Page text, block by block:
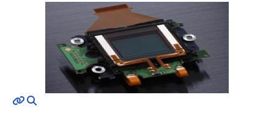
MOD_JTCS_VIEW_ARTICLE_LINK